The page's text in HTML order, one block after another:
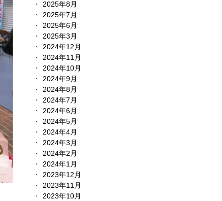
2025年8月
2025年7月
2025年6月
2025年3月
2024年12月
2024年11月
2024年10月
2024年9月
2024年8月
2024年7月
2024年6月
2024年5月
2024年4月
2024年3月
2024年2月
2024年1月
2023年12月
2023年11月
2023年10月